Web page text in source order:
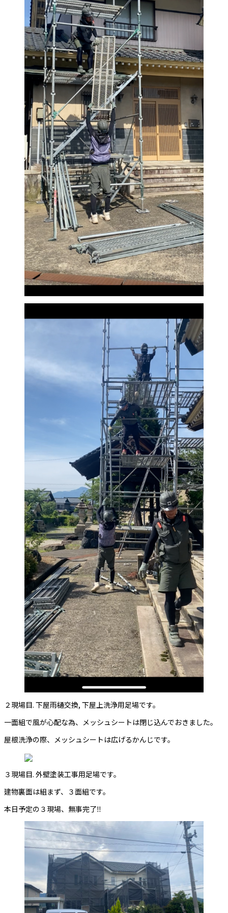
２現場目. 下屋雨樋交換, 下屋上洗浄用足場です。
一面組で風が心配な為、メッシュシートは閉じ込んでおきました。
屋根洗浄の際、メッシュシートは広げるかんじです。
３現場目. 外壁塗装工事用足場です。
建物裏面は組まず、３面組です。
本日予定の３現場、無事完了‼️